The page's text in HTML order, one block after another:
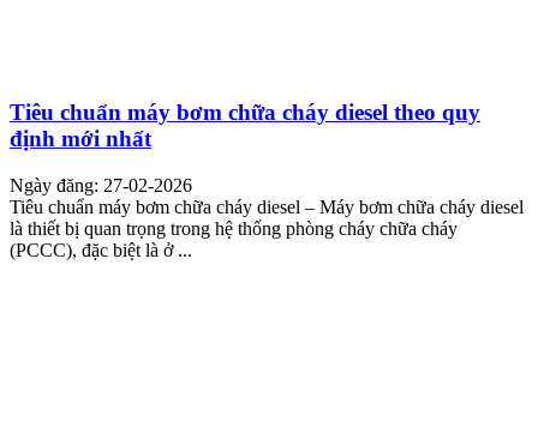
Tiêu chuẩn máy bơm chữa cháy diesel theo quy
định mới nhất
Ngày đăng: 27-02-2026
Tiêu chuẩn máy bơm chữa cháy diesel – Máy bơm chữa cháy diesel
là thiết bị quan trọng trong hệ thống phòng cháy chữa cháy
(PCCC), đặc biệt là ở ...